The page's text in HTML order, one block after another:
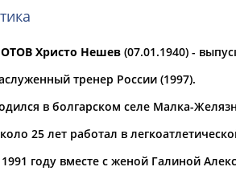
Не выбран
Регион проживания
Не выбран
Дата рождения
Христо Нешев (07.01.1940) -
тренер России (1997).
в болгарском селе Малка-
25 лет работал в
году вместе с женой Галиной